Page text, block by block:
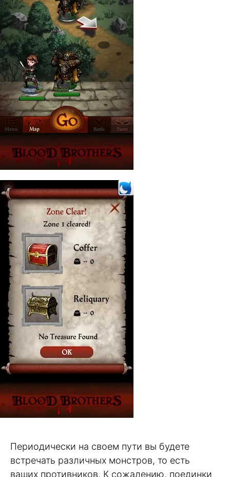
Периодически на своем пути вы будете
встречать различных монстров, то есть
ваших противников. К сожалению, поединки